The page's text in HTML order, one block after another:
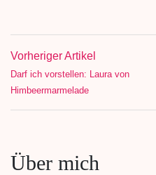
Vorheriger Artikel
Darf ich vorstellen: Laura von
Himbeermarmelade
Über mich